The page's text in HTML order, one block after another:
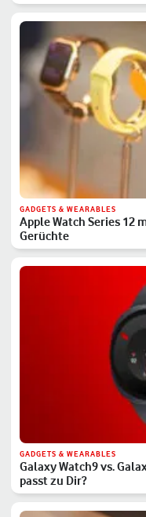
GADGETS & WEARABLES
Apple Watch Series 12
Gerüchte
GADGETS & WEARABLES
Galaxy Watch9 vs.
passt zu Dir?